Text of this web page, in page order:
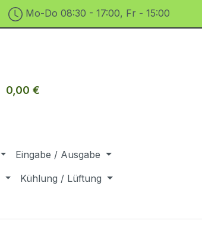
Mo-Do 08:30 - 17:00, Fr - 15:00
0,00 €
Eingabe / Ausgabe
Kühlung / Lüftung